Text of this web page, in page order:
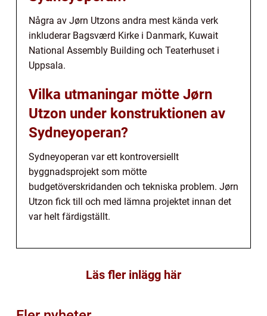
Några av Jørn Utzons andra mest kända verk
inkluderar Bagsværd Kirke i Danmark, Kuwait
National Assembly Building och Teaterhuset i
Uppsala.
Vilka utmaningar mötte Jørn
Utzon under konstruktionen av
Sydneyoperan?
Sydneyoperan var ett kontroversiellt
byggnadsprojekt som mötte
budgetöverskridanden och tekniska problem. Jørn
Utzon fick till och med lämna projektet innan det
var helt färdigställt.
Läs fler inlägg här